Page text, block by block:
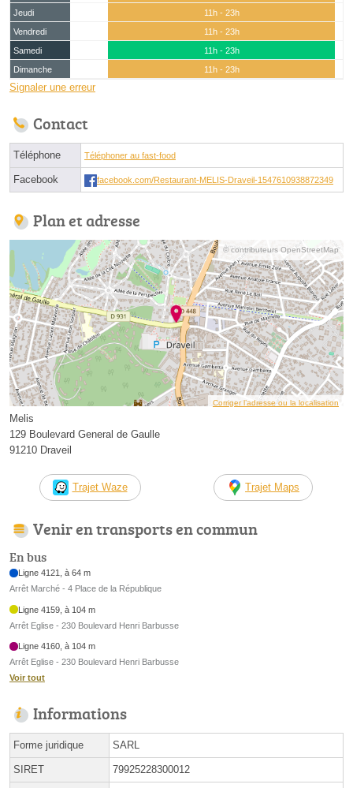
Jeudi
11h - 23h
Vendredi
11h - 23h
Samedi
11h - 23h
Dimanche
11h - 23h
Signaler une erreur
Contact
Téléphone Téléphoner au fast-food
Facebook facebook.com/Restaurant-MELIS-Draveil-1547610938872349
Plan et adresse
© contributeurs OpenStreetMap
Corriger l’adresse ou la localisation
Melis
129 Boulevard General de Gaulle
91210 Draveil
Trajet Waze Trajet Maps
Venir en transports en commun
En bus
Ligne 4121, à 64 m
Arrêt Marché - 4 Place de la République
Ligne 4159, à 104 m
Arrêt Eglise - 230 Boulevard Henri Barbusse
Ligne 4160, à 104 m
Arrêt Eglise - 230 Boulevard Henri Barbusse
Voir tout
Informations
Forme juridique SARL
SIRET 79925228300012